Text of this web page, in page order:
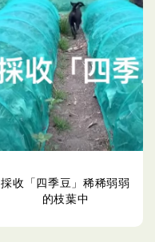
採收「四季豆」稀稀弱弱
的枝葉中